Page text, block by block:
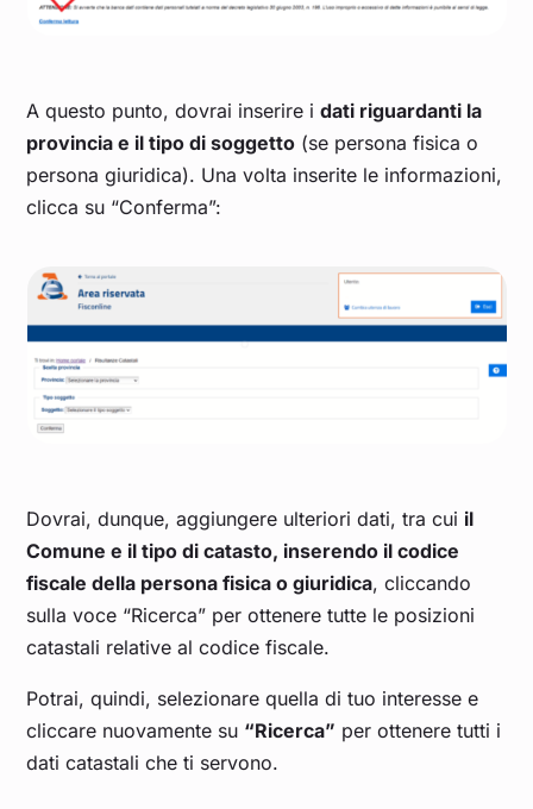
A questo punto, dovrai inserire idati riguardanti la
provincia e il tipo di soggetto (se persona fisica o
persona giuridica). Una volta inserite le informazioni,
clicca su “Conferma”:
Dovrai, dunque, aggiungere ulteriori dati, tra cui il
Comune e il tipo di catasto, inserendo il codice
fiscale della persona fisica o giuridica, cliccando
sulla voce “Ricerca” per ottenere tutte le posizioni
catastali relative al codice fiscale.
Potrai, quindi, selezionare quella di tuo interesse e
cliccare nuovamente su “Ricerca” per ottenere tutti i
dati catastali che ti servono.